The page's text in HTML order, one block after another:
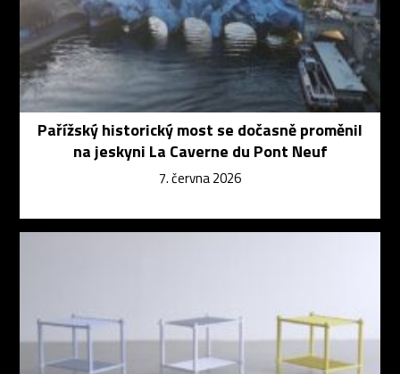
Pařížský historický most se dočasně proměnil
na jeskyni La Caverne du Pont Neuf
7. června 2026